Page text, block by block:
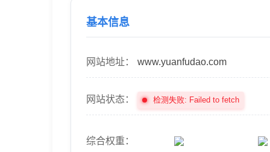
基本信息
网站地址： www.yuanfudao.com
网站状态： 检测失败: Failed to fetch
综合权重：